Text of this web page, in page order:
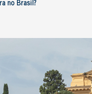
no Brasil?